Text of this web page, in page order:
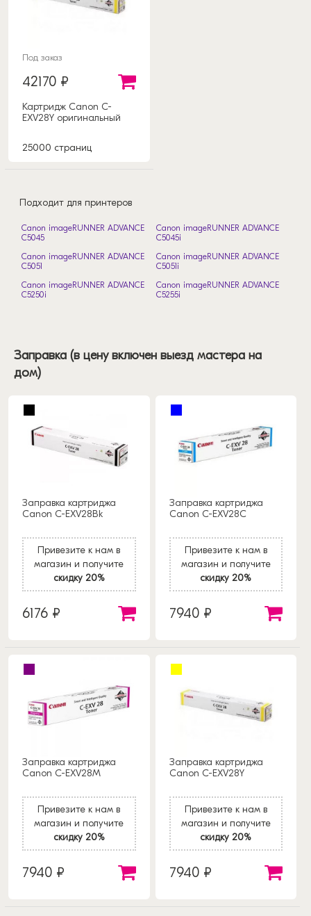
Под заказ
42170 ₽
Картридж Canon C-
EXV28Y оригинальный
25000 страниц
Подходит для принтеров
Canon imageRUNNER ADVANCE
C5045
Canon imageRUNNER ADVANCE
C5045i
Canon imageRUNNER ADVANCE
C5051
Canon imageRUNNER ADVANCE
C5051i
Canon imageRUNNER ADVANCE
C5250i
Canon imageRUNNER ADVANCE
C5255i
Заправка (в цену включен выезд мастера на
дом)
Заправка картриджа
Canon C-EXV28Bk
Привезите к нам в
магазин и получите
скидку 20%
6176 ₽
Заправка картриджа
Canon C-EXV28C
Привезите к нам в
магазин и получите
скидку 20%
7940 ₽
Заправка картриджа
Canon C-EXV28M
Привезите к нам в
магазин и получите
скидку 20%
7940 ₽
Заправка картриджа
Canon C-EXV28Y
Привезите к нам в
магазин и получите
скидку 20%
7940 ₽